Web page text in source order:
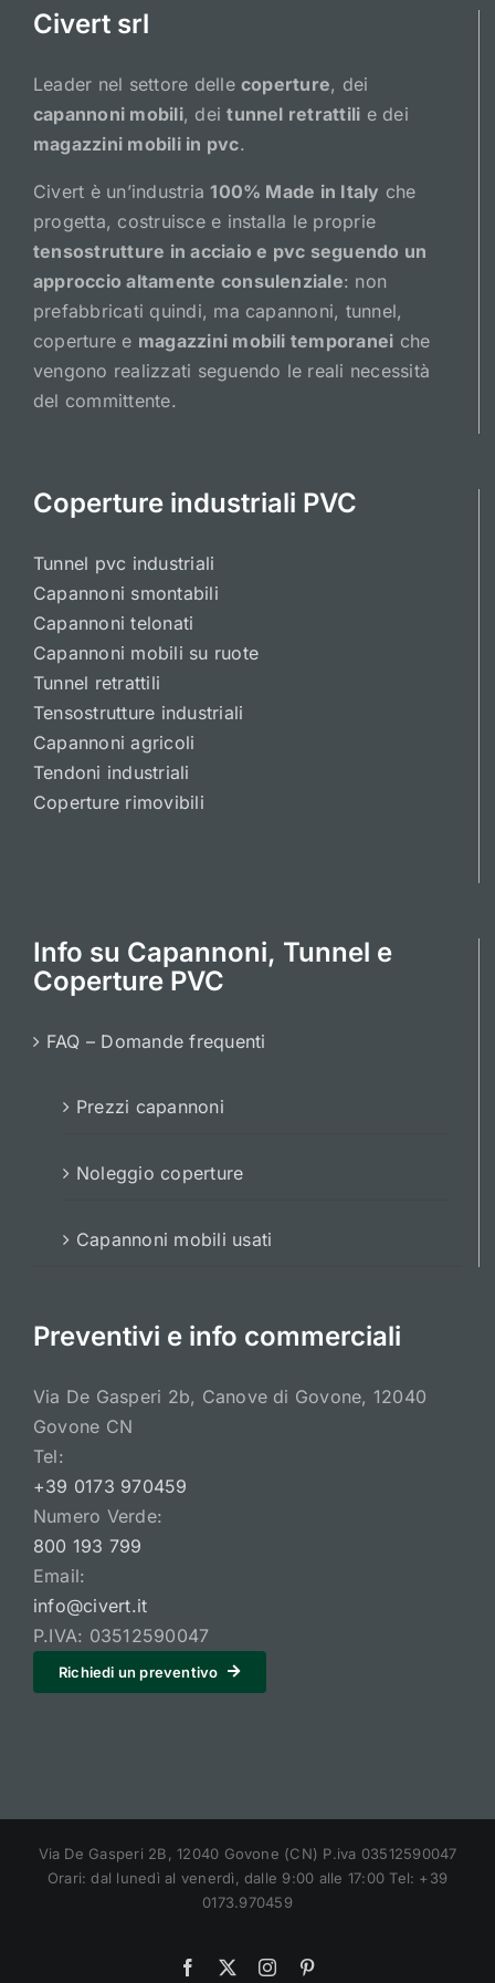
Civert srl
Leader nel settore delle coperture, dei
capannoni mobili, deitunnel retrattili e dei
magazzini mobili in pvc.
Civert è un’industria100% Made in Italy che
progetta, costruisce e installa le proprie
tensostrutture in acciaio e pvc seguendo un
approccio altamente consulenziale: non
prefabbricati quindi, ma capannoni, tunnel,
coperture e magazzini mobili temporanei che
vengono realizzati seguendo le reali necessità
del committente.
Coperture industriali PVC
Tunnel pvc industriali
Capannoni smontabili
Capannoni telonati
Capannoni mobili su ruote
Tunnel retrattili
Tensostrutture industriali
Capannoni agricoli
Tendoni industriali
Coperture rimovibili
Info su Capannoni, Tunnel e
Coperture PVC
FAQ – Domande frequenti
Prezzi capannoni
Noleggio coperture
Capannoni mobili usati
Preventivi e info commerciali
Via De Gasperi 2b, Canove di Govone, 12040
Govone CN
Tel:
+39 0173 970459
Numero Verde:
800 193 799
Email:
info@civert.it
P.IVA: 03512590047
Richiedi un preventivo
Via De Gasperi 2B, 12040 Govone (CN) P.iva 03512590047
Orari: dal lunedì al venerdì, dalle 9:00 alle 17:00 Tel: +39
0173.970459
Facebook Instagram